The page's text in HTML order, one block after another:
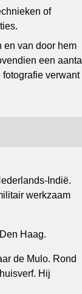
of
en van door hem
een aantal
verwant
Indië.
werkzaam
Haag.
de Mulo. Rond
Hij